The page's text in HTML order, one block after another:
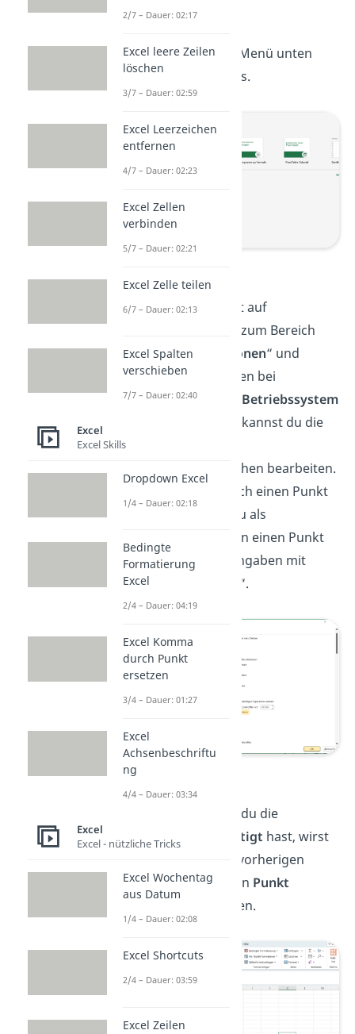
Schritt 1
Schritt 2:Wähle im Menü unten
links „Optionen “ aus.
Schritt 3:Klicke jetzt auf
“. Scrolle zum Bereich
„Bearbeitungsoptionen“ und
entferne das Häkchen bei
„Trennzeichen vom Betriebssystem
“. Jetzt kannst du die
Dezimal- und
Tausendertrennzeichen bearbeiten.
Um ein Komma durch einen Punkt
zu ersetzen, gibst du als
Dezimaltrennzeichen einen Punkt
ein. Bestätige die Eingaben mit
einem Klick auf „
“.
Nachdem du die
Einstellungen
bestätigt hast, wirst
du sehen, dass alle vorherigen
Kommasdurch einen Punkt
ausgetauscht wurden.
2/7 – Dauer: 02:17
Excel leere Zeilen
löschen
3/7 – Dauer: 02:59
Excel Leerzeichen
entfernen
4/7 – Dauer: 02:23
Excel Zellen
verbinden
5/7 – Dauer: 02:21
Excel Zelle teilen
6/7 – Dauer: 02:13
Excel Spalten
verschieben
7/7 – Dauer: 02:40
Excel
Excel Skills
Dropdown Excel
1/4 – Dauer: 02:18
Bedingte
Formatierung
Excel
2/4 – Dauer: 04:19
Excel Komma
durch Punkt
ersetzen
3/4 – Dauer: 01:27
Excel
Achsenbeschriftu
ng
4/4 – Dauer: 03:34
Excel
Excel - nützliche Tricks
Excel Wochentag
aus Datum
1/4 – Dauer: 02:08
Excel Shortcuts
2/4 – Dauer: 03:59
Excel Zeilen